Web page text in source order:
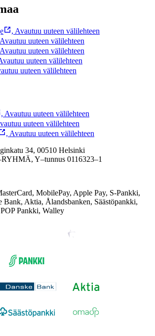
, Avautuu uuteen välilehteen
Avautuu uuteen välilehteen
Avautuu uuteen välilehteen
uuteen välilehteen
uuteen välilehteen
, Avautuu uuteen välilehteen
uuteen välilehteen
, Avautuu uuteen välilehteen
34, 00510 Helsinki
Y–tunnus 0116323–1
MobilePay, Apple Pay, S-Pankki,
Bank, Aktia, Ålandsbanken, Säästöpankki,
Pankki, Walley